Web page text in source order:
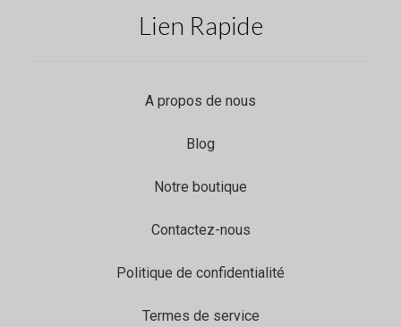
Lien Rapide
A propos de nous
Blog
Notre boutique
Contactez-nous
Politique de confidentialité
Termes de service